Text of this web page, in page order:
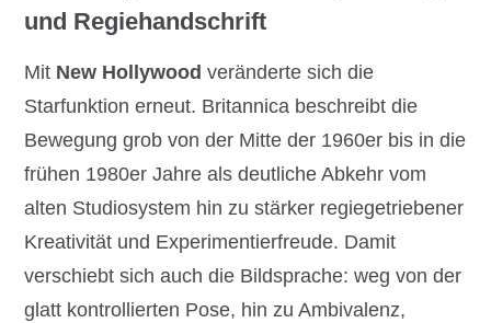
und Regiehandschrift
Mit New Hollywood veränderte sich die
Starfunktion erneut. Britannica beschreibt die
Bewegung grob von der Mitte der 1960er bis in die
frühen 1980er Jahre als deutliche Abkehr vom
alten Studiosystem hin zu stärker regiegetriebener
Kreativität und Experimentierfreude. Damit
verschiebt sich auch die Bildsprache: weg von der
glatt kontrollierten Pose, hin zu Ambivalenz,